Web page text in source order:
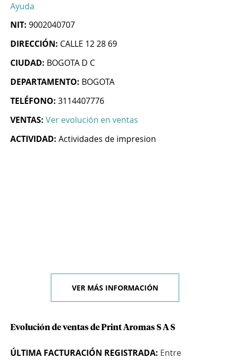
Ayuda
NIT: 9002040707
DIRECCIÓN: CALLE 12 28 69
CIUDAD: BOGOTA D C
DEPARTAMENTO: BOGOTA
TELÉFONO: 3114407776
VENTAS: Ver evolución en ventas
ACTIVIDAD: Actividades de impresion
VER MÁS INFORMACIÓN
Evolución de ventas de Print Aromas S A S
ÚLTIMA FACTURACIÓN REGISTRADA: Entre